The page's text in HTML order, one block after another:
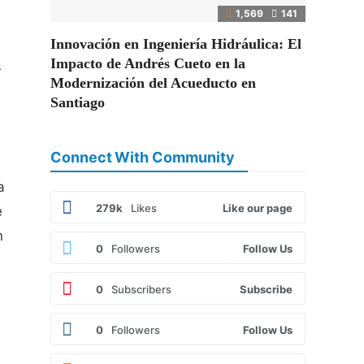
1,569 141
Innovación en Ingeniería Hidráulica: El
Impacto de Andrés Cueto en la
Modernización del Acueducto en
Santiago
Connect With Community
279k Likes Like our page
0 Followers Follow Us
0 Subscribers Subscribe
0 Followers Follow Us